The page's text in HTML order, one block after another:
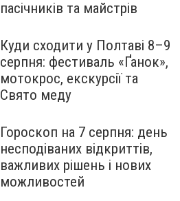
пасічників та майстрів
Куди сходити у Полтаві 8–9
серпня: фестиваль «Ґанок»,
мотокрос, екскурсії та
Свято меду
Гороскоп на 7 серпня: день
несподіваних відкриттів,
важливих рішень і нових
можливостей